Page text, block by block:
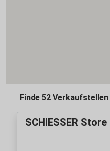
Finde 52 Verkaufstellen
SCHIESSER